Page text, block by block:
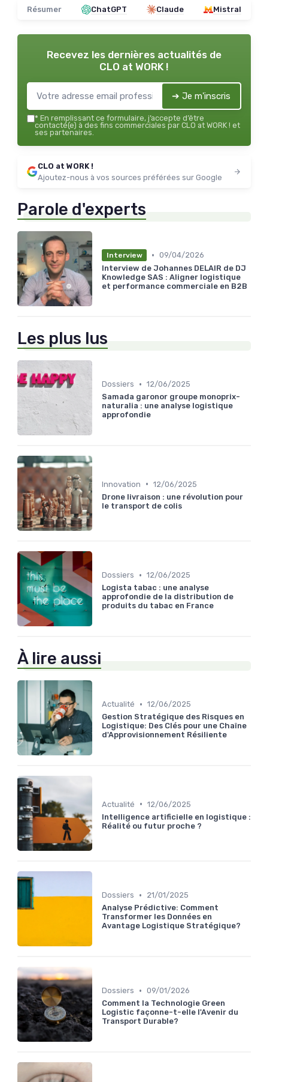
Résumer ChatGPT Claude Mistral
Recevez les dernières actualités de
CLO at WORK !
➔ Je m'inscris
* En remplissant ce formulaire, j’accepte d’être
contacté(e) à des fins commerciales par CLO at WORK ! et
ses partenaires.
CLO at WORK !
Ajoutez-nous à vos sources préférées sur Google
Parole d'experts
Interview • 09/04/2026
Interview de Johannes DELAIR de DJ
Knowledge SAS : Aligner logistique
et performance commerciale en B2B
Les plus lus
Dossiers • 12/06/2025
Samada garonor groupe monoprix-
naturalia : une analyse logistique
approfondie
Innovation • 12/06/2025
Drone livraison : une révolution pour
le transport de colis
Dossiers • 12/06/2025
Logista tabac : une analyse
approfondie de la distribution de
produits du tabac en France
À lire aussi
Actualité • 12/06/2025
Gestion Stratégique des Risques en
Logistique: Des Clés pour une Chaîne
d'Approvisionnement Résiliente
Actualité • 12/06/2025
Intelligence artificielle en logistique :
Réalité ou futur proche ?
Dossiers •
21/01/2025
Analyse Prédictive: Comment
Transformer les Données en
Avantage Logistique Stratégique?
Dossiers • 09/01/2026
Comment la Technologie Green
Logistic façonne-t-elle l'Avenir du
Transport Durable?